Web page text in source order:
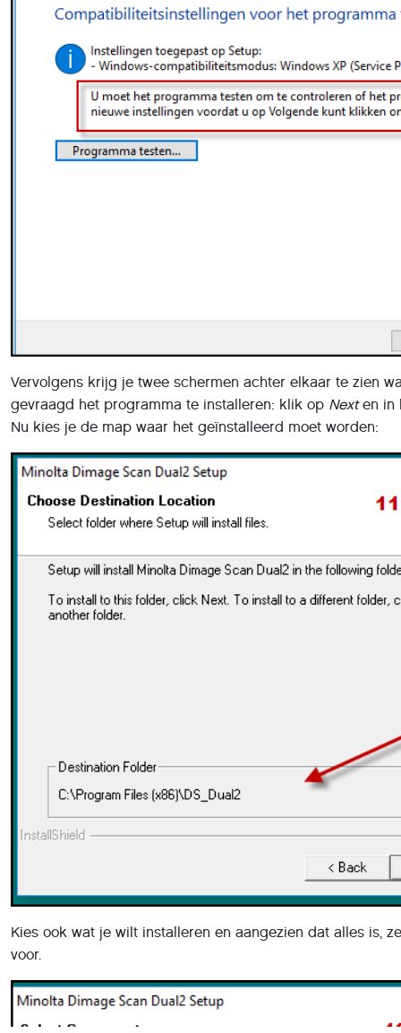
Vervolgens krijg je twee schermen achter elkaar te zien
gevraagd het programma te installeren: klik op Nexten in
Nu kies je de map waar het geïnstalleerd moet worden:
Kies ook wat je wilt installeren en aangezien dat alles is,
voor.